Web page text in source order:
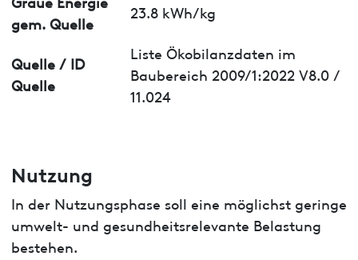
gem. Quelle
23.8 kWh/kg
Quelle / ID
Quelle
Liste Ökobilanzdaten im
Baubereich 2009/1:2022 V8.0 /
11.024
Nutzung
In der Nutzungsphase soll eine möglichst geringe
umwelt- und gesundheitsrelevante Belastung
bestehen.